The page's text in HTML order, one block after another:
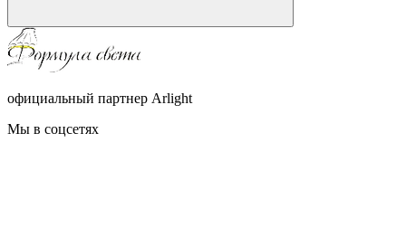
официальный партнер Arlight
Мы в соцсетях